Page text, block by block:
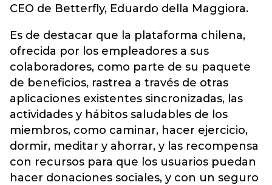
CEO de Betterfly, Eduardo della Maggiora.
Es de destacar que la plataforma chilena,
ofrecida por los empleadores a sus
colaboradores, como parte de su paquete
de beneficios, rastrea a través de otras
aplicaciones existentes sincronizadas, las
actividades y hábitos saludables de los
miembros, como caminar, hacer ejercicio,
dormir, meditar y ahorrar, y las recompensa
con recursos para que los usuarios puedan
hacer donaciones sociales, y con un seguro